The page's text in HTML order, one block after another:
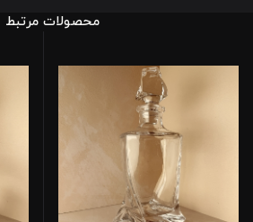
محصولات مرتبط